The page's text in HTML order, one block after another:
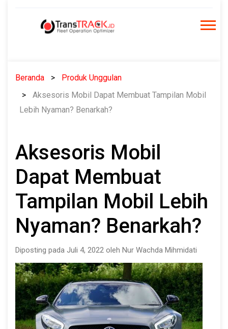
Beranda
Produk Unggulan
Aksesoris Mobil Dapat Membuat Tampilan Mobil
Lebih Nyaman? Benarkah?
Aksesoris Mobil
Dapat Membuat
Tampilan Mobil Lebih
Nyaman? Benarkah?
Diposting pada Juli 4, 2022 oleh Nur Wachda Mihmidati